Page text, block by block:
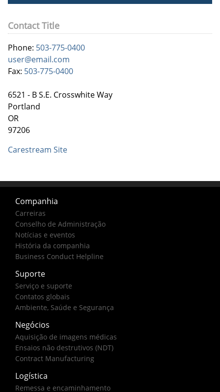
Contact Title
Phone: 503-775-0400
user@email.com
Fax: 503-775-0400
6521 - B S.E. Crosswhite Way
Portland
OR
97206
Carestream Site
Companhia
Carreiras
Conselho de Administração
Notícias e eventos
História da companhia
Business Conduct Helpline
Suporte
Serviço e suporte
Contatos globais
Ambiente, Saúde e Segurança
Negócios
Aquisição de imagens médicas
Ensaios não destrutivos (NDT)
Contract Manufacturing
Logística
Remessa e encaminhamento